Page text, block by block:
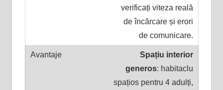
verificați viteza reală
de încărcare și erori
de comunicare.
Spațiu interior
generos: habitaclu
spațios pentru 4 adulți,